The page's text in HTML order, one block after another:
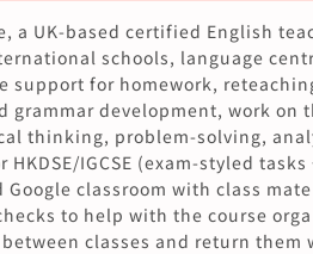
a UK-based certified English
schools, language
support for homework,
grammar development, work on
thinking, problem-solving,
HKDSE/IGCSE (exam-styled
Google classroom with class
to help with the course
classes and return